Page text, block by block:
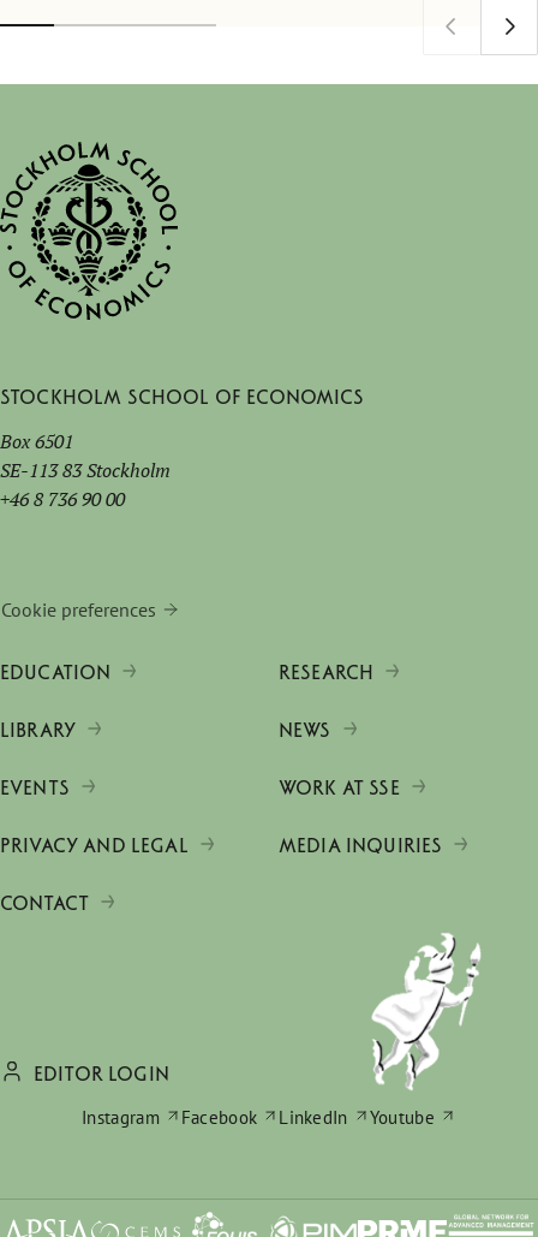
Stockholm School of Economics
Box 6501
SE-113 83 Stockholm
+46 8 736 90 00
Cookie preferences
EDUCATION RESEARCH
LIBRARY NEWS
EVENTS WORK AT SSE
PRIVACY AND LEGAL MEDIA INQUIRIES
CONTACT
EDITOR LOGIN
Instagram
Facebook LinkedIn Youtube